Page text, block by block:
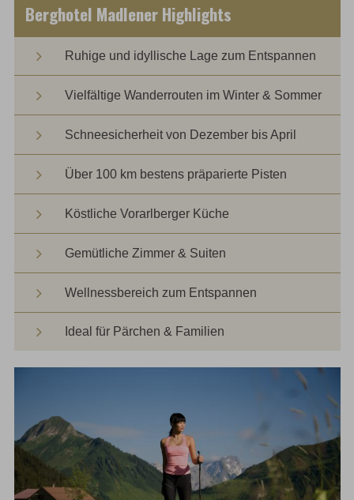
Berghotel Madlener Highlights
Ruhige und idyllische Lage zum Entspannen
Vielfältige Wanderrouten im Winter & Sommer
Schneesicherheit von Dezember bis April
Über 100 km bestens präparierte Pisten
Köstliche Vorarlberger Küche
Gemütliche Zimmer & Suiten
Wellnessbereich zum Entspannen
Ideal für Pärchen & Familien